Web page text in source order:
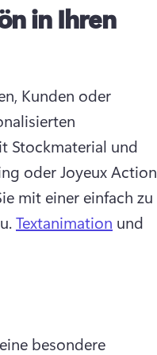
in Ihren
Kunden oder
Stockmaterial und
oder Joyeux Action
mit einer einfach zu
Textanimation und
besondere